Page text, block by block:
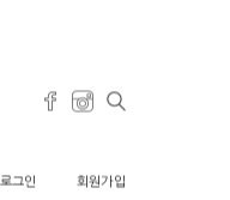
로그인 회원가입